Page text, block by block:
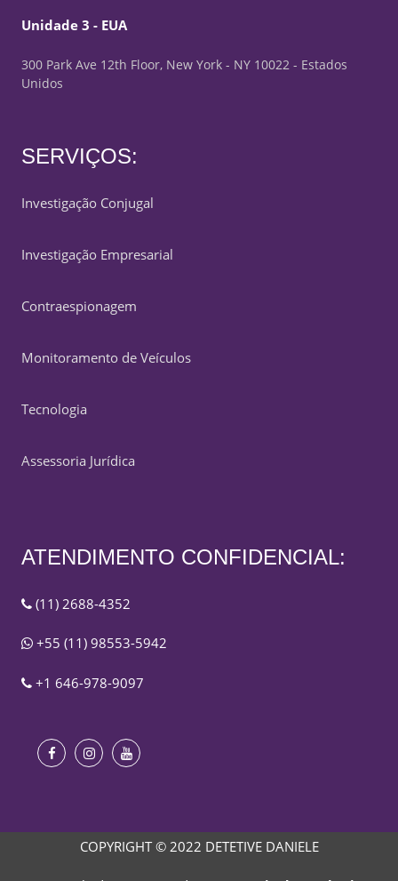
Unidade 3 - EUA
300 Park Ave 12th Floor, New York - NY 10022 - Estados
Unidos
SERVIÇOS:
Investigação Conjugal
Investigação Empresarial
Contraespionagem
Monitoramento de Veículos
Tecnologia
Assessoria Jurídica
ATENDIMENTO CONFIDENCIAL:
(11) 2688-4352
+55 (11) 98553-5942
+1 646-978-9097
COPYRIGHT © 2022 DETETIVE DANIELE